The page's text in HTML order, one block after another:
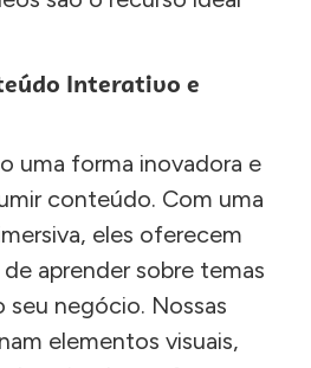
Interativo e
uma forma inovadora e
conteúdo. Com uma
eles oferecem
aprender sobre temas
seu negócio. Nossas
elementos visuais,